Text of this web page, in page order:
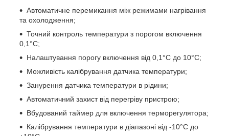
Автоматичне перемикання між режимами нагрівання
та охолодження;
Точний контроль температури з порогом включення
0,1°C;
Налаштування порогу включення від 0,1°C до 10°C;
Можливість калібрування датчика температури;
Занурення датчика температури в рідини;
Автоматичний захист від перегріву пристрою;
Вбудований таймер для включення терморегулятора;
Калібрування температури в діапазоні від -10°C до